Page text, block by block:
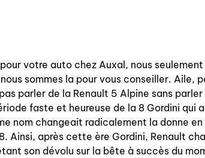
votre auto chez Auxal, nous
sommes la pour vous conseiller. Aile,
parler de la Renault 5 Alpine sans
faste et heureuse de la 8 Gordini qui
nom changeait radicalement la donne
Ainsi, après cette ère Gordini, Renault
son dévolu sur la bête à succès du